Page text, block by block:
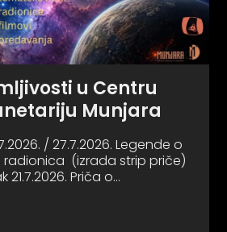
u Centru
Munjara
/ 27.7.2026. Legende o
radionica (izrada strip priče)
21.7.2026. Priča o…